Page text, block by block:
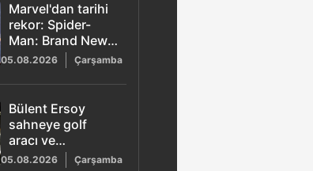
Marvel'dan tarihi
rekor: Spider-
Man: Brand New
Day 1 milyar
dolara en hızlı
ulaşan 2. film
oldu
05.08.2026 Çarşamba
Bülent Ersoy
sahneye golf
aracı ve
öpücüklerle gitti
05.08.2026 Çarşamba